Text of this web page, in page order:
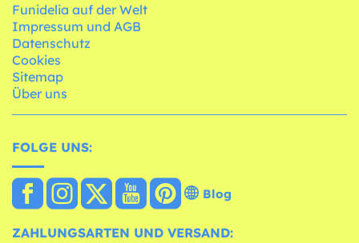
Funidelia auf der Welt
Impressum und AGB
Datenschutz
Cookies
Sitemap
Über uns
FOLGE UNS:
Blog
ZAHLUNGSARTEN UND VERSAND: